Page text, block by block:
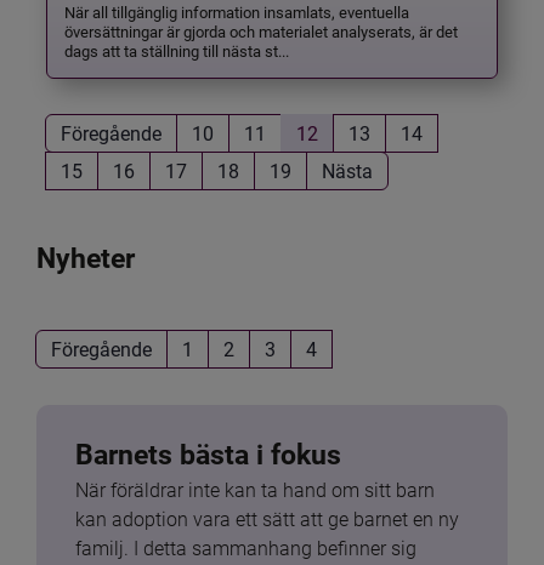
När all tillgänglig information insamlats, eventuella
översättningar är gjorda och materialet analyserats, är det
dags att ta ställning till nästa st...
Föregående 10 11 12 13
14
15
16 17 18 19 Nästa
Nyheter
Föregående 1 2 3 4
Barnets bästa i fokus
När föräldrar inte kan ta hand om sitt barn
kan adoption vara ett sätt att ge barnet en ny
familj. I detta sammanhang befinner sig